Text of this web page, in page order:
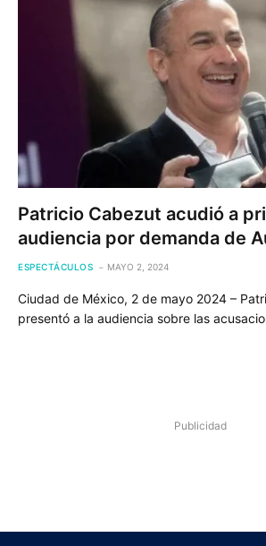
Patricio Cabezut acudió a
audiencia por demanda de
ESPECTÁCULOS MAYO 2, 2024
Ciudad de México, 2 de mayo 2024 –
presentó a la audiencia sobre las
Publicidad